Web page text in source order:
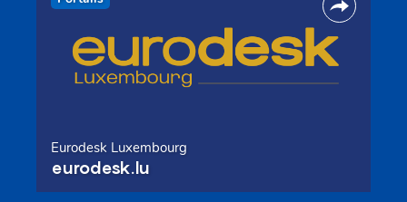
Eurodesk Luxembourg
eurodesk.lu